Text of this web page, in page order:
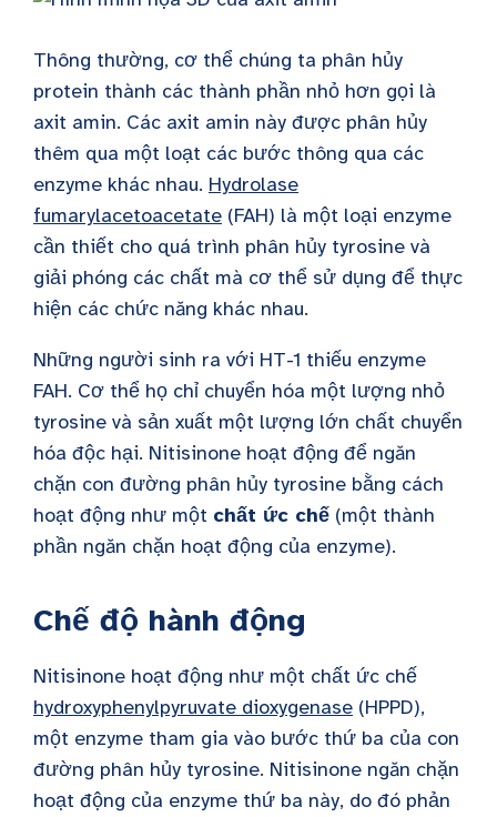
Thông thường, cơ thể chúng ta phân hủy
protein thành các thành phần nhỏ hơn gọi là
axit amin. Các axit amin này được phân hủy
thêm qua một loạt các bước thông qua các
enzyme khác nhau. Hydrolase
fumarylacetoacetate (FAH) là một loại enzyme
cần thiết cho quá trình phân hủy tyrosine và
giải phóng các chất mà cơ thể sử dụng để thực
hiện các chức năng khác nhau.
Những người sinh ra với HT-1 thiếu enzyme
FAH. Cơ thể họ chỉ chuyển hóa một lượng nhỏ
tyrosine và sản xuất một lượng lớn chất chuyển
hóa độc hại. Nitisinone hoạt động để ngăn
chặn con đường phân hủy tyrosine bằng cách
hoạt động như một chất ức chế (một thành
phần ngăn chặn hoạt động của enzyme).
Chế độ hành động
Nitisinone hoạt động như một chất ức chế
hydroxyphenylpyruvate dioxygenase (HPPD),
một enzyme tham gia vào bước thứ ba của con
đường phân hủy tyrosine. Nitisinone ngăn chặn
hoạt động của enzyme thứ ba này, do đó phản